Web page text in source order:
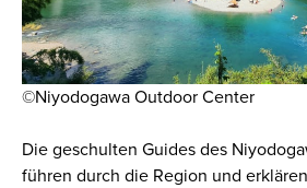
©Niyodogawa Outdoor Center
Die geschulten Guides des
führen durch die Region und